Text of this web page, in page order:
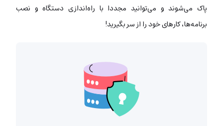
پاک می‌شوند و می‌توانید مجددا با راه‌اندازی دستگاه و نصب
برنامه‌ها، کارهای خود را از سر بگیرید!